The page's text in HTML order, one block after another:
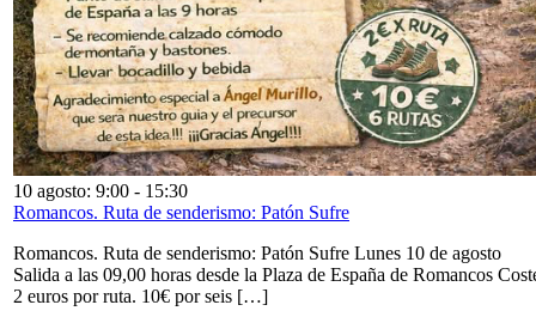
10 agosto: 9:00 - 15:30
Romancos. Ruta de senderismo: Patón Sufre
Romancos. Ruta de senderismo: Patón Sufre Lunes 10 de agosto
Salida a las 09,00 horas desde la Plaza de España de Romancos
2 euros por ruta. 10€ por seis […]